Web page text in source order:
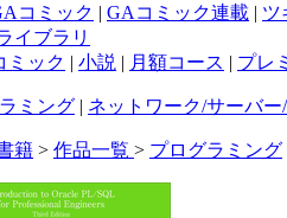
コミック | GAコミック連載 | ツ
イブラリ
ミック | 小説 | 月額コース | プレ
ミング | ネットワーク/サーバー
籍 > 作品一覧 > プログラミング